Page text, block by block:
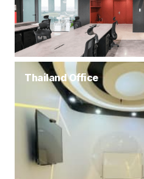
Thailand Office